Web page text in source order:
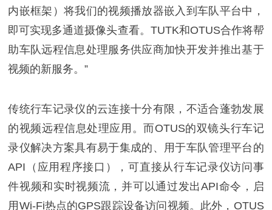
内嵌框架）将我们的视频播放器嵌入到车队平台中，
即可实现多通道摄像头查看。TUTK和OTUS合作将帮
助车队远程信息处理服务供应商加快开发并推出基于
视频的新服务。”
传统行车记录仪的云连接十分有限，不适合蓬勃发展
的视频远程信息处理应用。而OTUS的双镜头行车记
录仪解决方案具有易于集成的、用于车队管理平台的
API（应用程序接口），可直接从行车记录仪访问事
件视频和实时视频流，并可以通过发出API命令，启
用Wi-Fi热点的GPS跟踪设备访问视频。此外，OTUS